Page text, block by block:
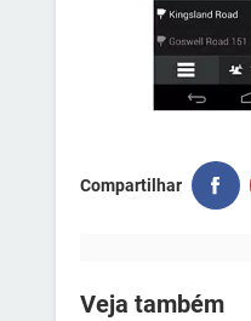
Compartilhar
Veja também